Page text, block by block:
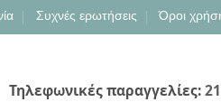
Συχνές ερωτήσεις Όροι
Τηλεφωνικές παραγγελίες: